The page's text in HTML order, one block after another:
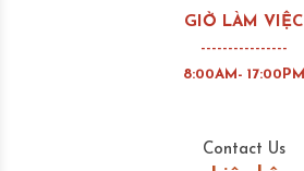
GIỜ LÀM VIỆC
----------------
8:00AM- 17:00PM
Contact Us